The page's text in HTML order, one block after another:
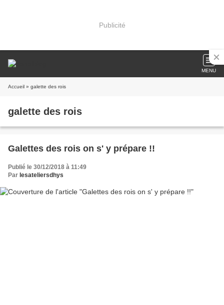
Publicité
MENU
Accueil » galette des rois
galette des rois
Galettes des rois on s' y prépare !!
Publié le 30/12/2018 à 11:49
Par lesateliersdhys